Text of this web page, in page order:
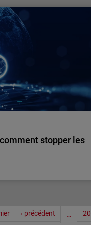
l’Année par CRN
2025. Une solution
réseau et réponse
stopper les
stopper les
‹ précédent … 20